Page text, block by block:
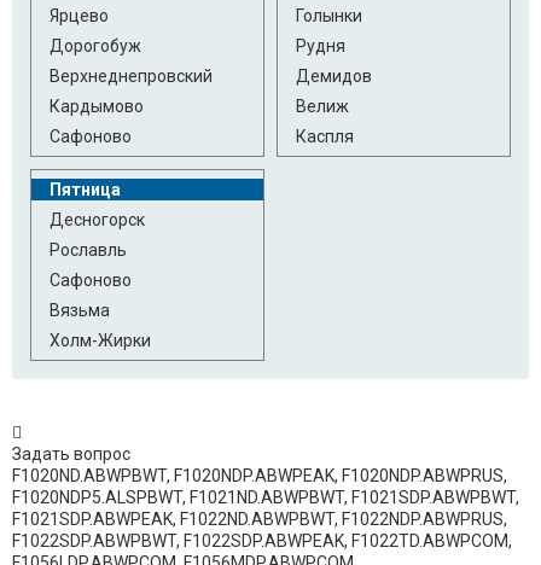
Ярцево
Дорогобуж
Верхнеднепровский
Кардымово
Сафоново
Голынки
Рудня
Демидов
Велиж
Каспля
Пятница
Десногорск
Рославль
Сафоново
Вязьма
Холм-Жирки
Задать вопрос
F1020ND.ABWPBWT, F1020NDP.ABWPEAK, F1020NDP.ABWPRUS,
F1020NDP5.ALSPBWT, F1021ND.ABWPBWT, F1021SDP.ABWPBWT,
F1021SDP.ABWPEAK, F1022ND.ABWPBWT, F1022NDP.ABWPRUS,
F1022SDP.ABWPBWT, F1022SDP.ABWPEAK, F1022TD.ABWPCOM,